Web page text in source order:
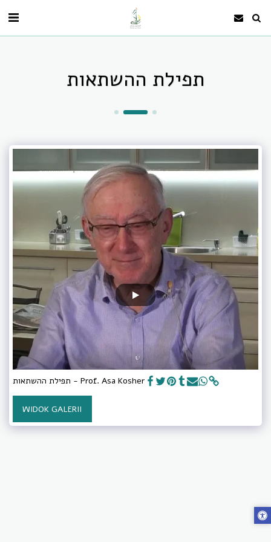
תפילת ההשתאות
תפילת ההשתאות - Prof. Asa Kosher
WIDOK GALERII